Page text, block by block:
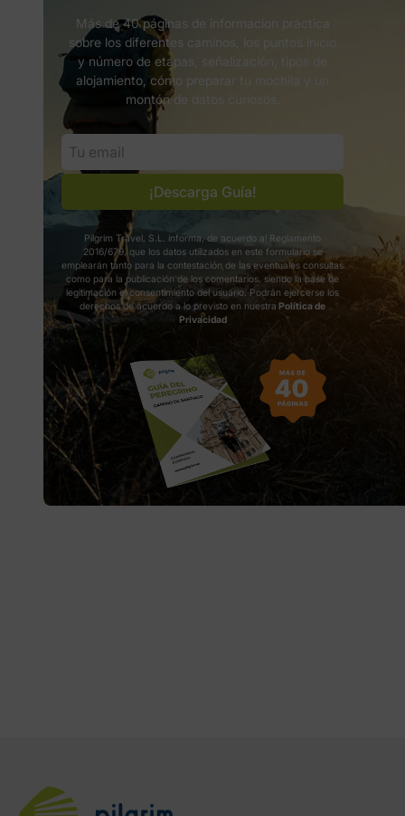
Más de 40 páginas de informacion práctica
sobre los diferentes caminos, los puntos inicio
y número de etapas, señalización, tipos de
alojamiento, cómo preparar tu mochila y un
montón de datos curiosos.
¡Descarga Guía!
Pilgrim Travel, S.L. informa, de acuerdo al Reglamento
2016/679, que los datos utilizados en este formulario se
emplearán tanto para la contestación de las eventuales consultas
como para la publicación de los comentarios, siendo la base de
legitimación el consentimiento del usuario. Podrán ejercerse los
derechos de acuerdo a lo previsto en nuestra Política de
Privacidad